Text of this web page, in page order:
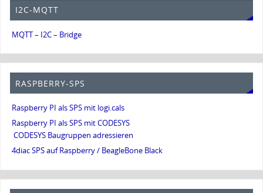
I2C-MQTT
MQTT – I2C – Bridge
RASPBERRY-SPS
Raspberry PI als SPS mit logi.cals
Raspberry PI als SPS mit CODESYS
CODESYS Baugruppen adressieren
4diac SPS auf Raspberry / BeagleBone Black